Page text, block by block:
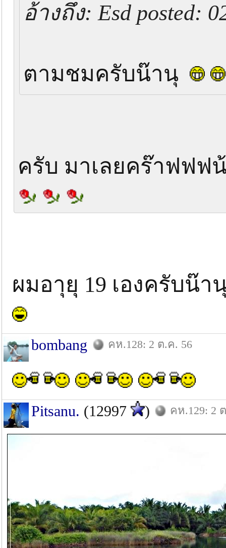
อ้างถึง: Esd posted:
ตามชมครับน๊านุ
ครับ มาเลยคร๊าฟฟฟ
ผมอาุยุ 19 เองครับน๊
bombang คห.128: 2 ต.ค. 56
Pitsanu. (12997 ) คห.129: 2